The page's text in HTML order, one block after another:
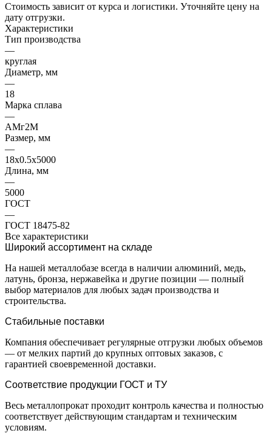
Стоимость зависит от курса и логистики. Уточняйте цену на
дату отгрузки.
Характеристики
Тип производства
—
круглая
Диаметр, мм
—
18
Марка сплава
—
АМг2М
Размер, мм
—
18х0.5х5000
Длина, мм
—
5000
ГОСТ
—
ГОСТ 18475-82
Все характеристики
Широкий ассортимент на складе
На нашей металлобазе всегда в наличии алюминий, медь,
латунь, бронза, нержавейка и другие позиции — полный
выбор материалов для любых задач производства и
строительства.
Стабильные поставки
Компания обеспечивает регулярные отгрузки любых объемов
— от мелких партий до крупных оптовых заказов, с
гарантией своевременной доставки.
Соответствие продукции ГОСТ и ТУ
Весь металлопрокат проходит контроль качества и полностью
соответствует действующим стандартам и техническим
условиям.